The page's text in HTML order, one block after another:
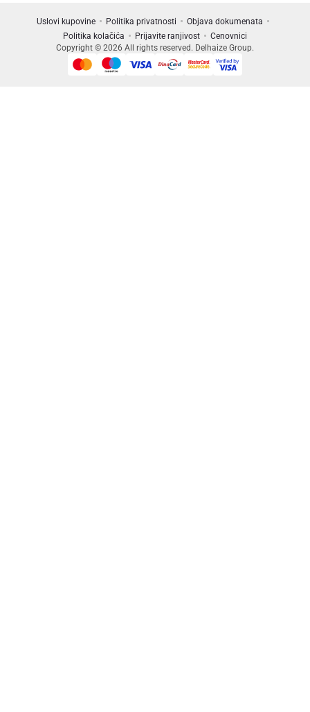
Uslovi kupovine Politika privatnosti
Objava dokumenata
Politika kolačića
Prijavite ranjivost
Cenovnici
Copyright © 2026 All rights reserved. Delhaize Group.